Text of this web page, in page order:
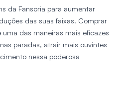
da Fansoria para aumentar
das suas faixas. Comprar
das maneiras mais eficazes
paradas, atrair mais ouvintes
nessa poderosa